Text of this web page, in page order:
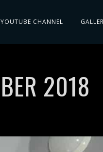
YOUTUBE CHANNEL
2018